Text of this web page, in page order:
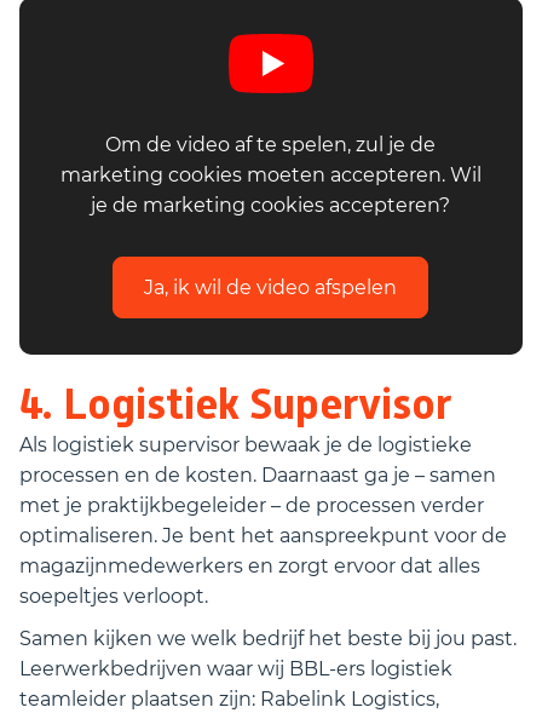
Om de video af te spelen, zul je de
marketing cookies moeten accepteren. Wil
je de marketing cookies accepteren?
Ja, ik wil de video afspelen
4. Logistiek Supervisor
Als logistiek supervisor bewaak je de logistieke
processen en de kosten. Daarnaast ga je – samen
met je praktijkbegeleider – de processen verder
optimaliseren. Je bent het aanspreekpunt voor de
magazijnmedewerkers en zorgt ervoor dat alles
soepeltjes verloopt.
Samen kijken we welk bedrijf het beste bij jou past.
Leerwerkbedrijven waar wij BBL-ers logistiek
teamleider plaatsen zijn: Rabelink Logistics,